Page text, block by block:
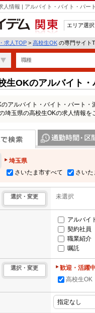
人情報 | アルバイト・バイト・パー
関東
エリア選択
求人TOP > 高校生OK の専門サイト
職種
生OKのアルバイト
アルバイト・バイト・パート・
埼玉県の高校生OKの求人情報を
埼玉県
さいたま市すべて
さい
選択・変更 未選択
アルバイ
契約社員
職業紹介
嘱託
選択・変更
歓迎・活躍中
高校生OK